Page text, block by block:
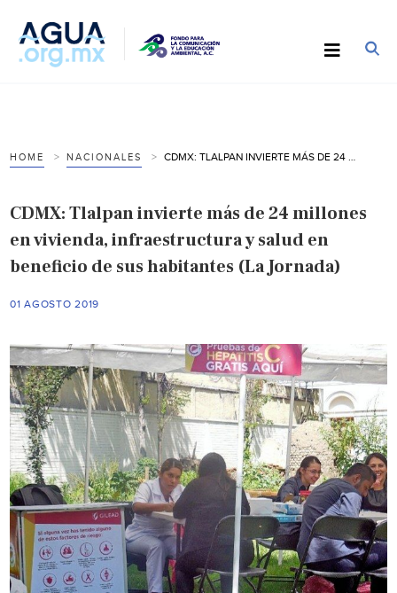
HOME NACIONALES
CDMX: Tlalpan invierte más de 24 millones
en vivienda, infraestructura y salud en
beneficio de sus habitantes (La Jornada)
01 AGOSTO 2019